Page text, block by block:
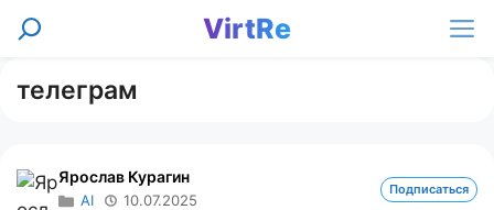
Перейти
VirtRe
Поиск
телеграм
Ярослав Курагин
AI 10.07.2025
Подписаться